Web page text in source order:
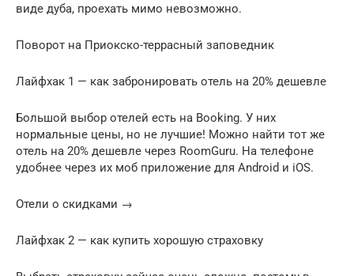
виде дуба, проехать мимо невозможно.
Поворот на Приокско-террасный заповедник
Лайфхак 1 — как забронировать отель на 20% дешевле
Большой выбор отелей есть на Booking. У них
нормальные цены, но не лучшие! Можно найти тот же
отель на 20% дешевле через RoomGuru. На телефоне
удобнее через их моб приложение для Android и iOS.
Отели о скидками →
Лайфхак 2 — как купить хорошую страховку